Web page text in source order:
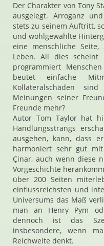
Der Charakter von Tony
ausgelegt. Arroganz
stets zu seinem Auftritt,
und wohlgewählte
eine menschliche
Leben. All dies
programmiert
beutet einfache
Kollateralschäden
Meinungen seiner
Freunde mehr?
Autor Tom Taylor hat
Handlungsstrangs
ausgehen, kann, dass
harmoniert sehr gut
Çinar, auch wenn diese
Vorgeschichte
über 200 Seiten
einflussreichsten und
Universums das Maß
man an Henry Pym
dennoch ist das
insbesondere, wenn
Reichweite denkt.